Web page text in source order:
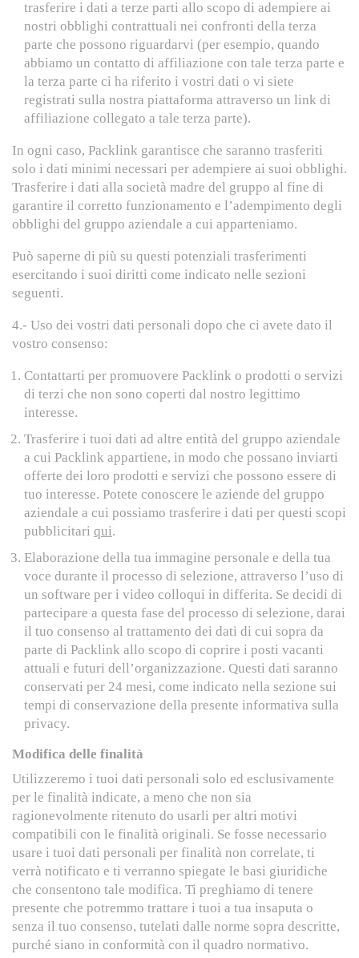
trasferire i dati a terze parti allo scopo di adempiere ai
nostri obblighi contrattuali nei confronti della terza
parte che possono riguardarvi (per esempio, quando
abbiamo un contatto di affiliazione con tale terza parte e
la terza parte ci ha riferito i vostri dati o vi siete
registrati sulla nostra piattaforma attraverso un link di
affiliazione collegato a tale terza parte).
In ogni caso, Packlink garantisce che saranno trasferiti
solo i dati minimi necessari per adempiere ai suoi obblighi.
Trasferire i dati alla società madre del gruppo al fine di
garantire il corretto funzionamento e l’adempimento degli
obblighi del gruppo aziendale a cui apparteniamo.
Può saperne di più su questi potenziali trasferimenti
esercitando i suoi diritti come indicato nelle sezioni
seguenti.
4.- Uso dei vostri dati personali dopo che ci avete dato il
vostro consenso:
Contattarti per promuovere Packlink o prodotti o servizi
di terzi che non sono coperti dal nostro legittimo
interesse.
Trasferire i tuoi dati ad altre entità del gruppo aziendale
a cui Packlink appartiene, in modo che possano inviarti
offerte dei loro prodotti e servizi che possono essere di
tuo interesse. Potete conoscere le aziende del gruppo
aziendale a cui possiamo trasferire i dati per questi scopi
pubblicitari qui.
Elaborazione della tua immagine personale e della tua
voce durante il processo di selezione, attraverso l’uso di
un software per i video colloqui in differita. Se decidi di
partecipare a questa fase del processo di selezione, darai
il tuo consenso al trattamento dei dati di cui sopra da
parte di Packlink allo scopo di coprire i posti vacanti
attuali e futuri dell’organizzazione. Questi dati saranno
conservati per 24 mesi, come indicato nella sezione sui
tempi di conservazione della presente informativa sulla
privacy.
Modifica delle finalità
Utilizzeremo i tuoi dati personali solo ed esclusivamente
per le finalità indicate, a meno che non sia
ragionevolmente ritenuto do usarli per altri motivi
compatibili con le finalità originali. Se fosse necessario
usare i tuoi dati personali per finalità non correlate, ti
verrà notificato e ti verranno spiegate le basi giuridiche
che consentono tale modifica. Ti preghiamo di tenere
presente che potremmo trattare i tuoi a tua insaputa o
senza il tuo consenso, tutelati dalle norme sopra descritte,
purché siano in conformità con il quadro normativo.